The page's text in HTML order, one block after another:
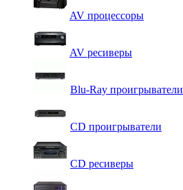
AV процессоры
AV ресиверы
Blu-Ray проигрыватели
CD проигрыватели
CD ресиверы